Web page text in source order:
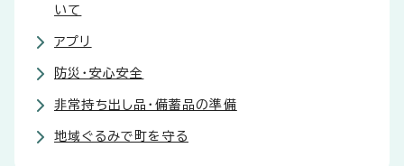
いて
アプリ
防災・安心安全
非常持ち出し品・備蓄品の準備
地域ぐるみで町を守る